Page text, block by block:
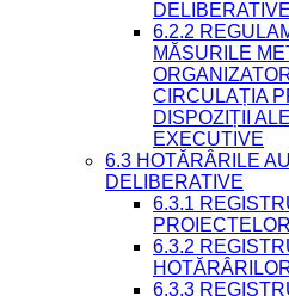
DELIBERATIVE
6.2.2
MĂSURILE
CIRCULAȚIA
DISPOZIȚII
EXECUTIVE
6.3 HOTĂRÂRILE
DELIBERATIVE
6.3.1
6.3.2
6.3.3